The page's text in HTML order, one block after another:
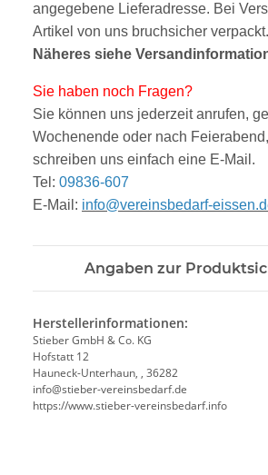
angegebene Lieferadresse. Bei
Artikel von uns bruchsicher verpackt.
Näheres siehe Versandinform
Sie haben noch Fragen?
Sie können uns jederzeit anrufen,
Wochenende oder nach
schreiben uns einfach eine E-Mail.
Tel: 09836-607
E-Mail: info@vereinsbedarf-
Angaben zur
Herstellerinformationen:
Stieber GmbH & Co. KG
Hofstatt 12
Hauneck-Unterhaun, , 36282
info@stieber-vereinsbedarf.de
https://www.stieber-vereinsbedarf.info